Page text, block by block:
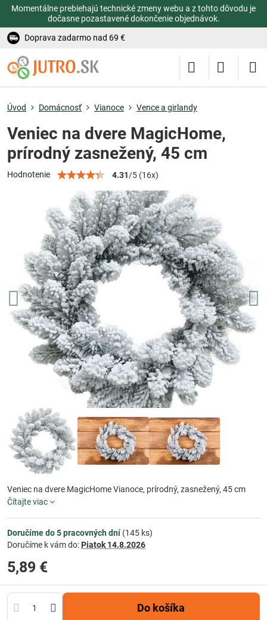
Momentálne prebiehajú technické zmeny webu a z tohto dôvodu je
dočasne pozastavené dokončenie objednávok.
Doprava zadarmo nad 69 €
Úvod Domácnosť Vianoce Vence a girlandy
Veniec na dvere MagicHome,
prírodný zasnežený, 45 cm
Hodnotenie 4.31/5 (16x)
Veniec na dvere MagicHome Vianoce, prírodný, zasnežený, 45 cm
Čítajte viac
Doručíme do 5 pracovných dní(145 ks)
Doručíme k vám do: Piatok 14.8.2026
5,89 €
Do košíka